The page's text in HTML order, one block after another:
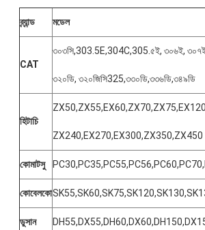
ব্র্যান্ড মডেল
CAT
৩০৩সি,303.5E,304C,305.৫ই, ৩০৬ই, ৩০৭ই,
৩২০ডি, ৩২০জিসি325,৩৩০ডি,৩৩৬ডি,৩৪৯ডি
হিটাচি
ZX240,EX270,EX300,ZX350,ZX450
কোমাটসু
কোবেলকো
ডুসান